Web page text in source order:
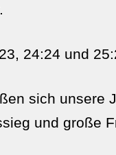
24:24 und
sich unsere
und große